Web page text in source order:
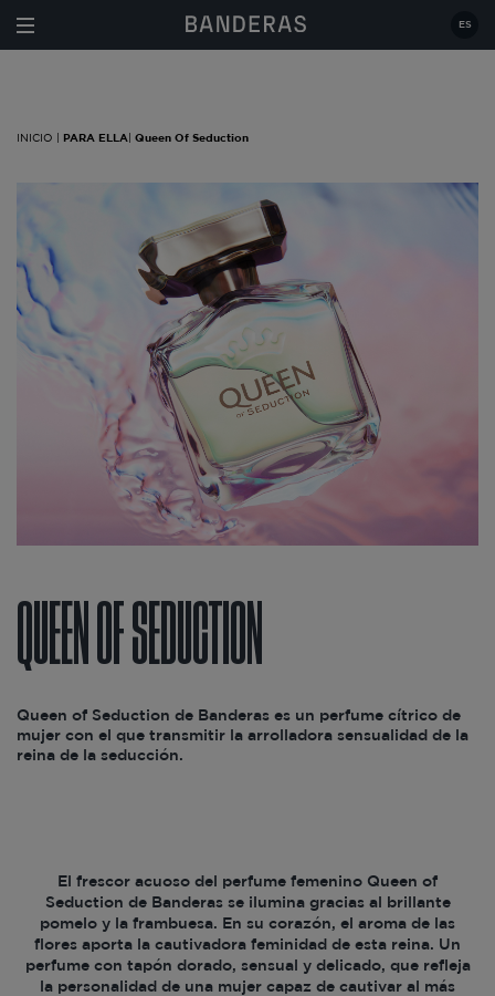
ES
INICIO | PARA ELLA Queen Of Seduction
QUEEN OF SEDUCTION
Queen of Seduction de Banderas es un perfume cítrico de
mujer con el que transmitir la arrolladora sensualidad de la
reina de la seducción.
El frescor acuoso del perfume femenino Queen of
Seduction de Banderas se ilumina gracias al brillante
pomelo y la frambuesa. En su corazón, el aroma de las
flores aporta la cautivadora feminidad de esta reina. Un
perfume con tapón dorado, sensual y delicado, que refleja
la personalidad de una mujer capaz de cautivar al más